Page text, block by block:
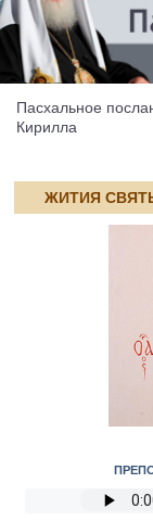
Пасхальное
Кирилла
ЖИТИЯ